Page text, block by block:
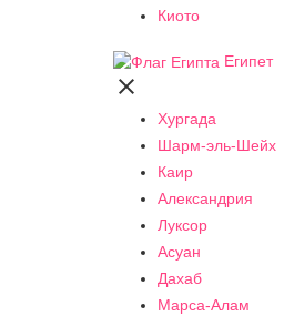
Киото
Египет

Хургада
Шарм-эль-Шейх
Каир
Александрия
Луксор
Асуан
Дахаб
Марса-Алам